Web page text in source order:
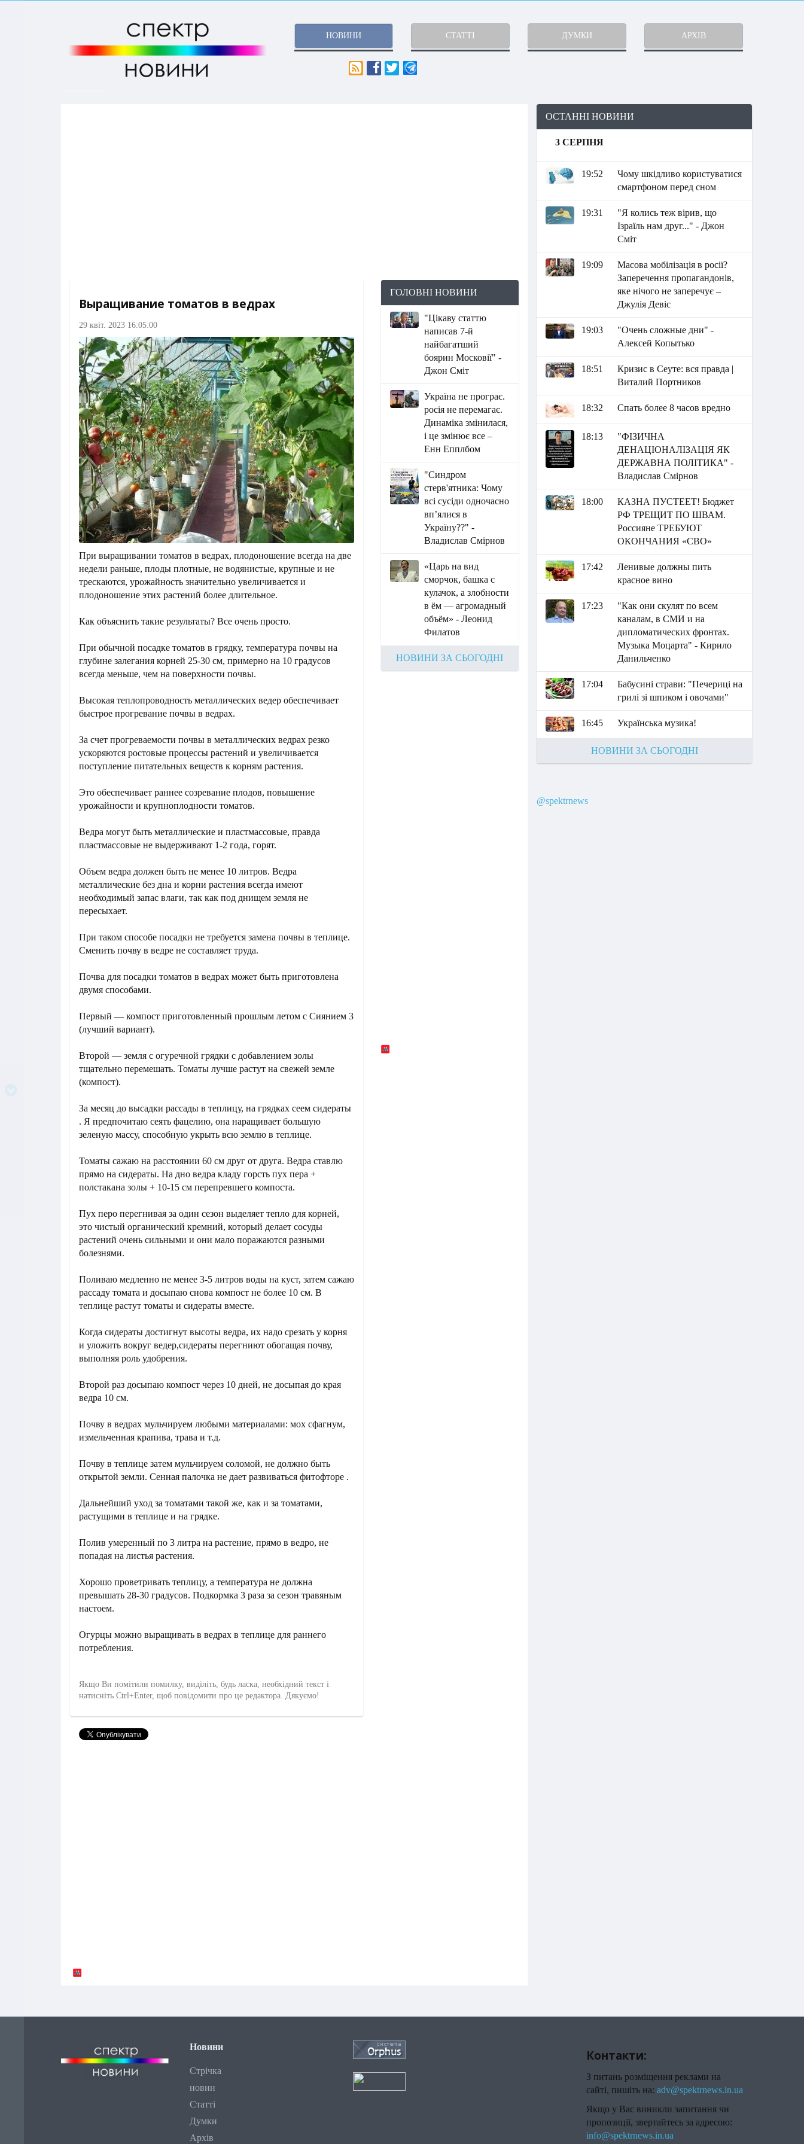
НОВИНИ СТАТТІ ДУМКИ АРХІВ
Выращивание томатов в ведрах
29 квіт. 2023 16:05:00
При выращивании томатов в ведрах, плодоношение всегда на две
недели раньше, плоды плотные, не водянистые, крупные и не
трескаются, урожайность значительно увеличивается и
плодоношение этих растений более длительное.
Как объяснить такие результаты? Все очень просто.
При обычной посадке томатов в грядку, температура почвы на
глубине залегания корней 25-30 см, примерно на 10 градусов
всегда меньше, чем на поверхности почвы.
Высокая теплопроводность металлических ведер обеспечивает
быстрое прогревание почвы в ведрах.
За счет прогреваемости почвы в металлических ведрах резко
ускоряются ростовые процессы растений и увеличивается
поступление питательных веществ к корням растения.
Это обеспечивает раннее созревание плодов, повышение
урожайности и крупноплодности томатов.
Ведра могут быть металлические и пластмассовые, правда
пластмассовые не выдерживают 1-2 года, горят.
Объем ведра должен быть не менее 10 литров. Ведра
металлические без дна и корни растения всегда имеют
необходимый запас влаги, так как под днищем земля не
пересыхает.
При таком способе посадки не требуется замена почвы в теплице.
Сменить почву в ведре не составляет труда.
Почва для посадки томатов в ведрах может быть приготовлена
двумя способами.
Первый — компост приготовленный прошлым летом с Сиянием 3
(лучший вариант).
Второй — земля с огуречной грядки с добавлением золы
тщательно перемешать. Томаты лучше растут на свежей земле
(компост).
За месяц до высадки рассады в теплицу, на грядках сеем сидераты
. Я предпочитаю сеять фацелию, она наращивает большую
зеленую массу, способную укрыть всю землю в теплице.
Томаты сажаю на расстоянии 60 см друг от друга. Ведра ставлю
прямо на сидераты. На дно ведра кладу горсть пух пера +
полстакана золы + 10-15 см перепревшего компоста.
Пух перо перегнивая за один сезон выделяет тепло для корней,
это чистый органический кремний, который делает сосуды
растений очень сильными и они мало поражаются разными
болезнями.
Поливаю медленно не менее 3-5 литров воды на куст, затем сажаю
рассаду томата и досыпаю снова компост не более 10 см. В
теплице растут томаты и сидераты вместе.
Когда сидераты достигнут высоты ведра, их надо срезать у корня
и уложить вокруг ведер,сидераты перегниют обогащая почву,
выполняя роль удобрения.
Второй раз досыпаю компост через 10 дней, не досыпая до края
ведра 10 см.
Почву в ведрах мульчируем любыми материалами: мох сфагнум,
измельченная крапива, трава и т.д.
Почву в теплице затем мульчируем соломой, не должно быть
открытой земли. Сенная палочка не дает развиваться фитофторе .
Дальнейший уход за томатами такой же, как и за томатами,
растущими в теплице и на грядке.
Полив умеренный по 3 литра на растение, прямо в ведро, не
попадая на листья растения.
Хорошо проветривать теплицу, а температура не должна
превышать 28-30 градусов. Подкормка 3 раза за сезон травяным
настоем.
Огурцы можно выращивать в ведрах в теплице для раннего
потребления.
Якщо Ви помітили помилку, виділіть, будь ласка, необхідний текст і
натисніть Ctrl+Enter, щоб повідомити про це редактора. Дякуємо!
ГОЛОВНІ НОВИНИ
"Цікаву статтю
написав 7-й
найбагатший
боярин Московії" -
Джон Сміт
Україна не програє.
росія не перемагає.
Динаміка змінилася,
і це змінює все –
Енн Епплбом
"Синдром
стерв'ятника: Чому
всі сусіди одночасно
вп’ялися в
Україну??" -
Владислав Смірнов
«Царь на вид
сморчок, башка с
кулачок, а злобности
в ём — агромадный
объём» - Леонид
Филатов
НОВИНИ ЗА СЬОГОДНІ
ОСТАННІ НОВИНИ
3 СЕРПНЯ
19:52
Чому шкідливо користуватися
смартфоном перед сном
19:31
"Я колись теж вірив, що
Ізраїль нам друг..." - Джон
Сміт
19:09
Масова мобілізація в росії?
Заперечення пропагандонів,
яке нічого не заперечує –
Джулія Девіс
19:03
"Очень сложные дни" -
Алексей Копытько
18:51
Кризис в Сеуте: вся правда |
Виталий Портников
18:32 Спать более 8 часов вредно
18:13
"ФІЗИЧНА
ДЕНАЦІОНАЛІЗАЦІЯ ЯК
ДЕРЖАВНА ПОЛІТИКА" -
Владислав Смірнов
18:00
КАЗНА ПУСТЕЕТ! Бюджет
РФ ТРЕЩИТ ПО ШВАМ.
Россияне ТРЕБУЮТ
ОКОНЧАНИЯ «СВО»
17:42
Ленивые должны пить
красное вино
17:23
"Как они скулят по всем
каналам, в СМИ и на
дипломатических фронтах.
Музыка Моцарта" - Кирило
Данильченко
17:04
Бабусині страви: "Печериці на
грилі зі шпиком і овочами"
16:45 Українська музика!
НОВИНИ ЗА СЬОГОДНІ
@spektrnews
Новини
Стрічка
новин
Статті
Думки
Архів
Контакти:
З питань розміщення реклами на
сайті, пишіть на: adv@spektrnews.in.ua
Якщо у Вас виникли запитання чи
пропозиції, звертайтесь за адресою:
info@spektrnews.in.ua